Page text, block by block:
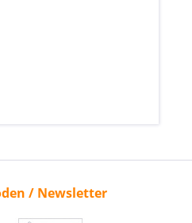
/ Newsletter